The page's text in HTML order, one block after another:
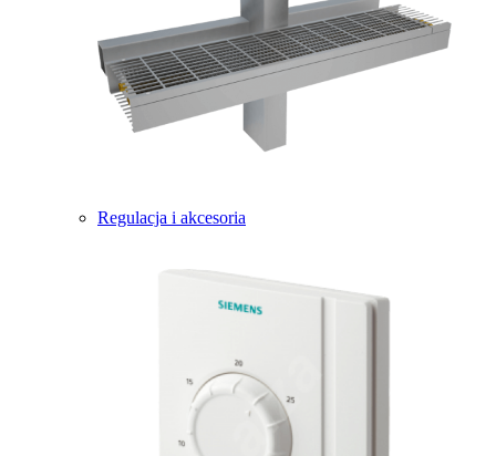
Regulacja i akcesoria